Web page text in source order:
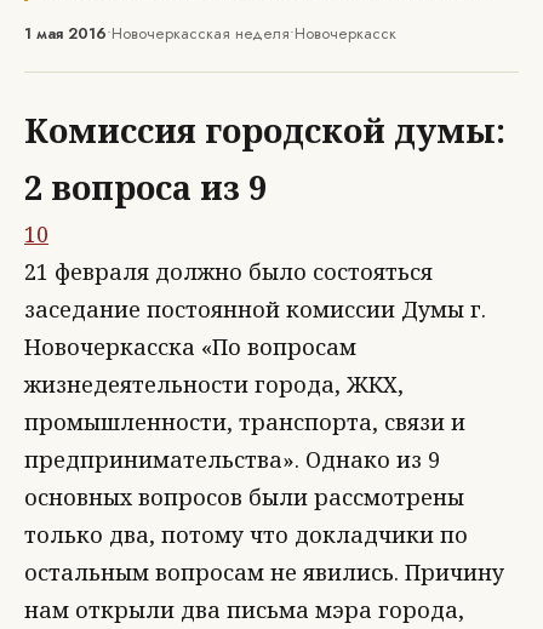
1 мая 2016•Новочеркасская неделя•Новочеркасск
Комиссия городской думы:
2 вопроса из 9
10
21 февраля должно было состояться
заседание постоянной комиссии Думы г.
Новочеркасска «По вопросам
жизнедеятельности города, ЖКХ,
промышленности, транспорта, связи и
предпринимательства». Однако из 9
основных вопросов были рассмотрены
только два, потому что докладчики по
остальным вопросам не явились. Причину
нам открыли два письма мэра города,